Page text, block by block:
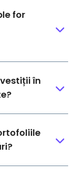
for
în